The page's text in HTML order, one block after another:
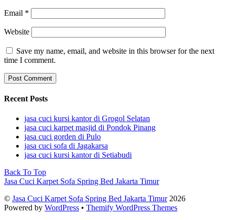
Email *
Website
Save my name, email, and website in this browser for the next
time I comment.
Recent Posts
jasa cuci kursi kantor di Grogol Selatan
jasa cuci karpet masjid di Pondok Pinang
jasa cuci gorden di Pulo
jasa cuci sofa di Jagakarsa
jasa cuci kursi kantor di Setiabudi
Back To Top
Jasa Cuci Karpet Sofa Spring Bed Jakarta Timur
© Jasa Cuci Karpet Sofa Spring Bed Jakarta Timur2026
Powered by WordPress • Themify WordPress Themes